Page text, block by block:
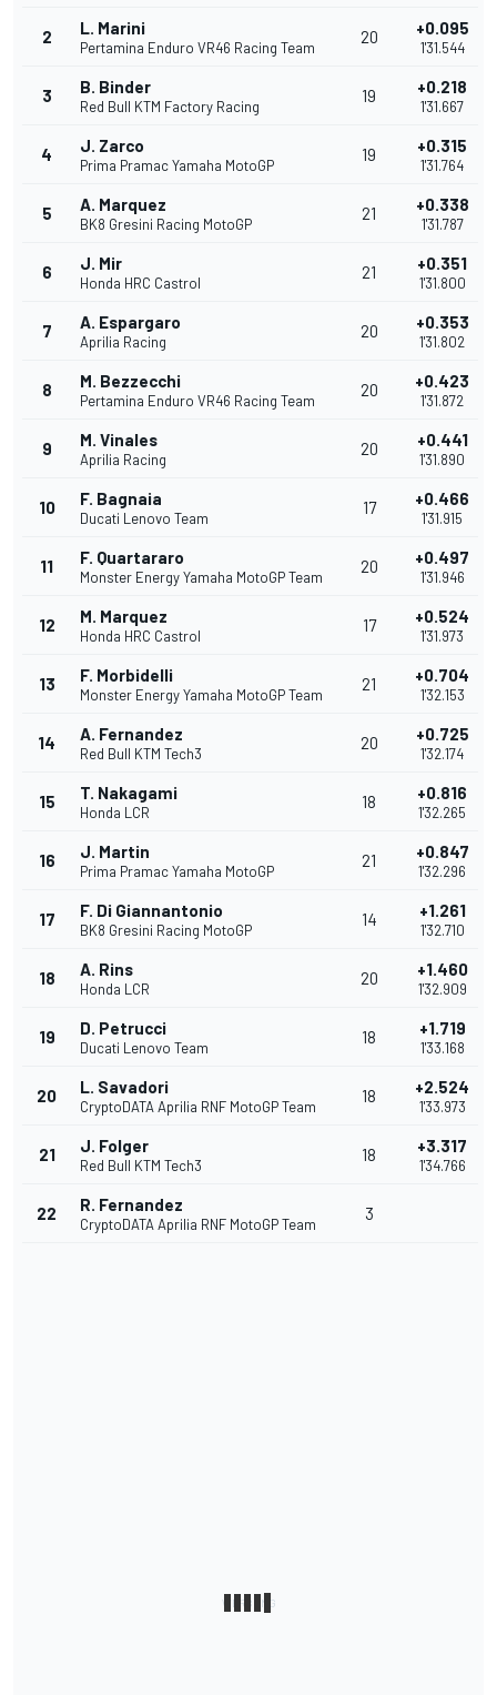
2 L. Marini
Pertamina Enduro VR46 Racing Team
20 +0.095
1'31.544
3 B. Binder
Red Bull KTM Factory Racing
19 +0.218
1'31.667
4 J. Zarco
Prima Pramac Yamaha MotoGP
19 +0.315
1'31.764
5 A. Marquez
BK8 Gresini Racing MotoGP
21 +0.338
1'31.787
6 J. Mir
Honda HRC Castrol
21 +0.351
1'31.800
7 A. Espargaro
Aprilia Racing
20 +0.353
1'31.802
8 M. Bezzecchi
Pertamina Enduro VR46 Racing Team
20 +0.423
1'31.872
9 M. Vinales
Aprilia Racing
20 +0.441
1'31.890
10 F. Bagnaia
Ducati Lenovo Team
17 +0.466
1'31.915
11 F. Quartararo
Monster Energy Yamaha MotoGP Team
20 +0.497
1'31.946
12 M. Marquez
Honda HRC Castrol
17 +0.524
1'31.973
13 F. Morbidelli
Monster Energy Yamaha MotoGP Team
21 +0.704
1'32.153
14 A. Fernandez
Red Bull KTM Tech3
20 +0.725
1'32.174
15 T. Nakagami
Honda LCR
18 +0.816
1'32.265
16 J. Martin
Prima Pramac Yamaha MotoGP
21 +0.847
1'32.296
17 F. Di Giannantonio
BK8 Gresini Racing MotoGP
14 +1.261
1'32.710
18 A. Rins
Honda LCR
20 +1.460
1'32.909
19 D. Petrucci
Ducati Lenovo Team
18 +1.719
1'33.168
20 L. Savadori
CryptoDATA Aprilia RNF MotoGP Team
18 +2.524
1'33.973
21 J. Folger
Red Bull KTM Tech3
18 +3.317
1'34.766
22 R. Fernandez
CryptoDATA Aprilia RNF MotoGP Team
3